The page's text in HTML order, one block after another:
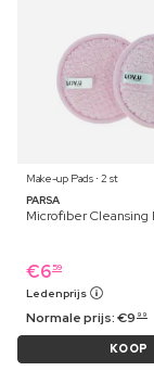
Make-up Pads ⋅ 2 st
PARSA
Microfiber Cleansing
€6 59
Ledenprijs
Normale prijs:€9 99
KOOP